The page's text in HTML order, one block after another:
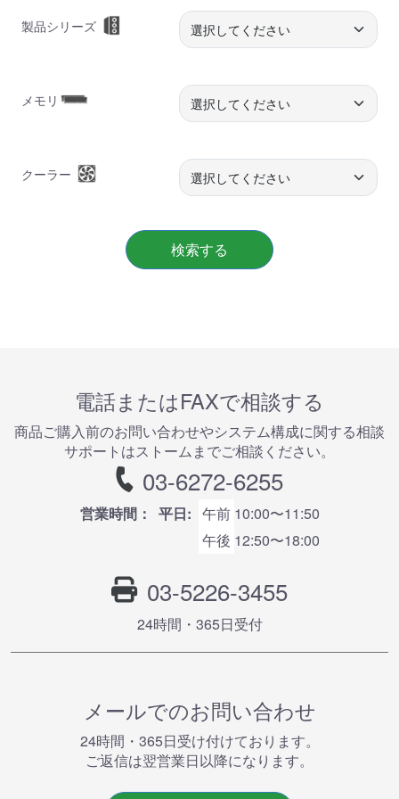
製品シリーズ
メモリ
クーラー
検索する
電話またはFAXで相談する
商品ご購⼊前のお問い合わせやシステム構成に関する相談
サポートはストームまでご相談ください。
03-6272-6255
営業時間： 平日: 午前 10:00〜11:50
午後 12:50〜18:00
03-5226-3455
24時間・365⽇受付
メールでのお問い合わせ
24時間・365⽇受け付けております。
ご返信は翌営業⽇以降になります。